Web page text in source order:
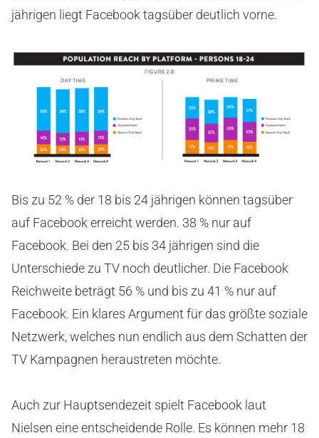
jährigen liegt Facebook tagsüber deutlich vorne.
Bis zu 52 % der 18 bis 24 jährigen können tagsüber
auf Facebook erreicht werden. 38 % nur auf
Facebook. Bei den 25 bis 34 jährigen sind die
Unterschiede zu TV noch deutlicher. Die Facebook
Reichweite beträgt 56 % und bis zu 41 % nur auf
Facebook. Ein klares Argument für das größte soziale
Netzwerk, welches nun endlich aus dem Schatten der
TV Kampagnen heraustreten möchte.
Auch zur Hauptsendezeit spielt Facebook laut
Nielsen eine entscheidende Rolle. Es können mehr 18